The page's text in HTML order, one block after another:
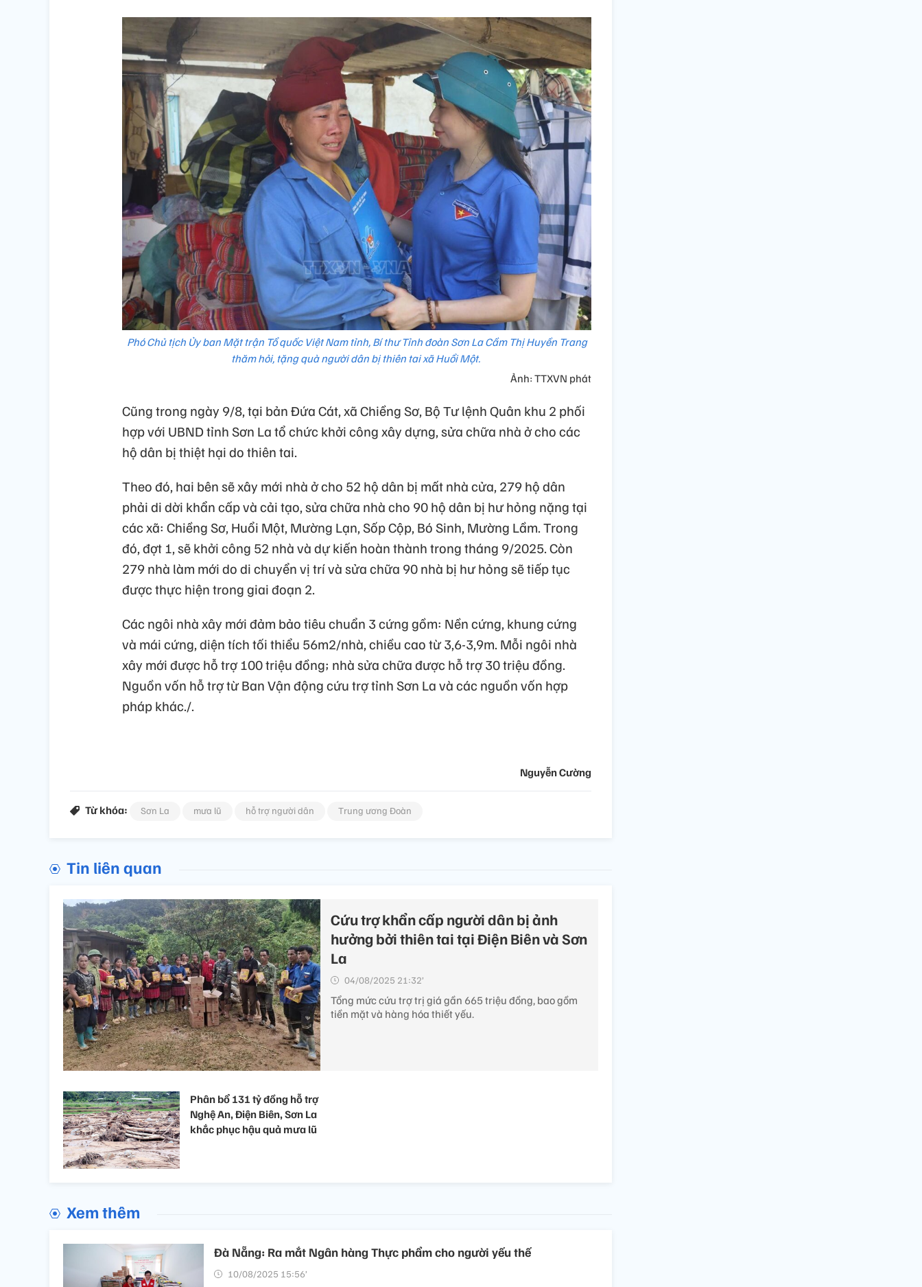
Phó Chủ tịch Ủy ban Mặt trận Tổ quốc Việt Nam tỉnh, Bí thư Tỉnh đoàn Sơn La Cầm Thị Huyền Trang
thăm hỏi, tặng quà người dân bị thiên tai xã Huổi Một.
Ảnh: TTXVN phát
Cũng trong ngày 9/8, tại bản Đứa Cát, xã Chiềng Sơ, Bộ Tư lệnh Quân khu 2 phối
hợp với UBND tỉnh Sơn La tổ chức khởi công xây dựng, sửa chữa nhà ở cho các
hộ dân bị thiệt hại do thiên tai.
Theo đó, hai bên sẽ xây mới nhà ở cho 52 hộ dân bị mất nhà cửa, 279 hộ dân
phải di dời khẩn cấp và cải tạo, sửa chữa nhà cho 90 hộ dân bị hư hỏng nặng tại
các xã: Chiềng Sơ, Huổi Một, Mường Lạn, Sốp Cộp, Bó Sinh, Mường Lầm. Trong
đó, đợt 1, sẽ khởi công 52 nhà và dự kiến hoàn thành trong tháng 9/2025. Còn
279 nhà làm mới do di chuyển vị trí và sửa chữa 90 nhà bị hư hỏng sẽ tiếp tục
được thực hiện trong giai đoạn 2.
Các ngôi nhà xây mới đảm bảo tiêu chuẩn 3 cứng gồm: Nền cứng, khung cứng
và mái cứng, diện tích tối thiểu 56m2/nhà, chiều cao từ 3,6-3,9m. Mỗi ngôi nhà
xây mới được hỗ trợ 100 triệu đồng; nhà sửa chữa được hỗ trợ 30 triệu đồng.
Nguồn vốn hỗ trợ từ Ban Vận động cứu trợ tỉnh Sơn La và các nguồn vốn hợp
pháp khác./.
Nguyễn Cường
Từ khóa: Sơn La mưa lũ hỗ trợ người dân Trung ương Đoàn
Tin liên quan
Cứu trợ khẩn cấp người dân bị ảnh
hưởng bởi thiên tai tại Điện Biên và Sơn
La
04/08/2025 21:32’
Tổng mức cứu trợ trị giá gần 665 triệu đồng, bao gồm
tiền mặt và hàng hóa thiết yếu.
Phân bổ 131 tỷ đồng hỗ trợ
Nghệ An, Điện Biên, Sơn La
khắc phục hậu quả mưa lũ
Xem thêm
Đà Nẵng: Ra mắt Ngân hàng Thực phẩm cho người yếu thế
10/08/2025 15:56’